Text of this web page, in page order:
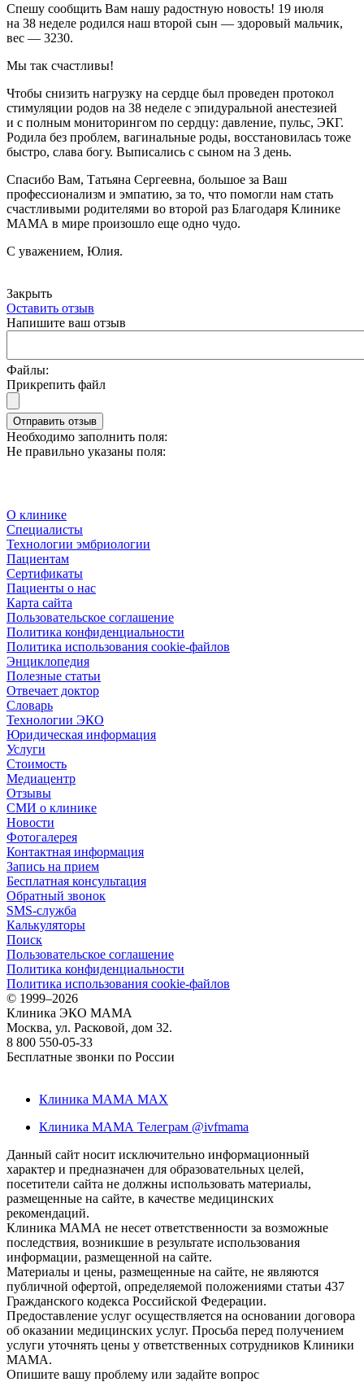
Спешу сообщить Вам нашу радостную новость! 19 июля
на 38 неделе родился наш второй сын — здоровый мальчик,
вес — 3230.
Мы так счастливы!
Чтобы снизить нагрузку на сердце был проведен протокол
стимуляции родов на 38 неделе с эпидуральной анестезией
и с полным мониторингом по сердцу: давление, пульс, ЭКГ.
Родила без проблем, вагинальные роды, восстановилась тоже
быстро, слава богу. Выписались с сыном на 3 день.
Спасибо Вам, Татьяна Сергеевна, большое за Ваш
профессионализм и эмпатию, за то, что помогли нам стать
счастливыми родителями во второй раз Благодаря Клинике
МАМА в мире произошло еще одно чудо.
С уважением, Юлия.
Закрыть
Оставить отзыв
Напишите ваш отзыв
Файлы:
Прикрепить файл
Отправить отзыв
Необходимо заполнить поля:
Не правильно указаны поля:
О клинике
Специалисты
Технологии эмбриологии
Пациентам
Сертификаты
Пациенты о нас
Карта сайта
Пользовательское соглашение
Политика конфиденциальности
Политика использования cookie-файлов
Энциклопедия
Полезные статьи
Отвечает доктор
Словарь
Технологии ЭКО
Юридическая информация
Услуги
Стоимость
Медиацентр
Отзывы
СМИ о клинике
Новости
Фотогалерея
Контактная информация
Запись на прием
Бесплатная консультация
Обратный звонок
SMS-служба
Калькуляторы
Поиск
Пользовательское соглашение
Политика конфиденциальности
Политика использования cookie-файлов
© 1999–2026
Клиника ЭКО МАМА
Москва, ул. Расковой, дом 32.
8 800 550-05-33
Бесплатные звонки по России
Клиника МАМА MAX
Клиника МАМА Телеграм @ivfmama
Данный сайт носит исключительно информационный
характер и предназначен для образовательных целей,
посетители сайта не должны использовать материалы,
размещенные на сайте, в качестве медицинских
рекомендаций.
Клиника МАМА не несет ответственности за возможные
последствия, возникшие в результате использования
информации, размещенной на сайте.
Материалы и цены, размещенные на сайте, не являются
публичной офертой, определяемой положениями статьи 437
Гражданского кодекса Российской Федерации.
Предоставление услуг осуществляется на основании договора
об оказании медицинских услуг. Просьба перед получением
услуги уточнять цены у ответственных сотрудников Клиники
МАМА.
Опишите вашу проблему или задайте вопрос